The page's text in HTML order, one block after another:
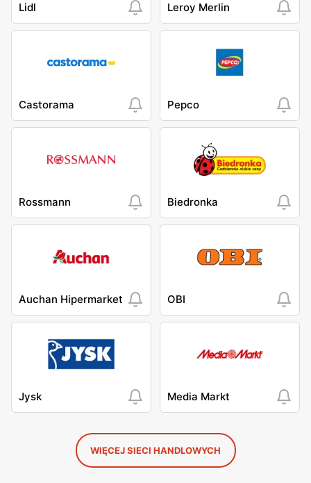
Lidl Leroy Merlin
Castorama Pepco
Rossmann Biedronka
Auchan Hipermarket OBI
Jysk Media Markt
WIĘCEJ SIECI HANDLOWYCH